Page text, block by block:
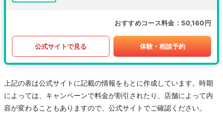
おすすめコース料金 50,160円
公式サイトで見る 体験・相談予約
上記の表は公式サイトに記載の情報をもとに作成しています。時期
によっては、キャンペーンで料金が割引されたり、店舗によって内
容が変わることもありますので、公式サイトでご確認ください。